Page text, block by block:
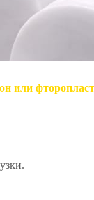
или фторопласт